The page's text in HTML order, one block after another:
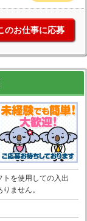
のお仕事に応募
を使用しての入出
ません。